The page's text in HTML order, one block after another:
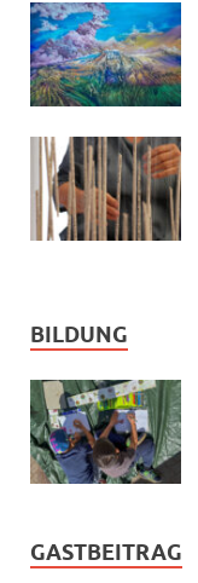
BILDUNG
GASTBEITRAG